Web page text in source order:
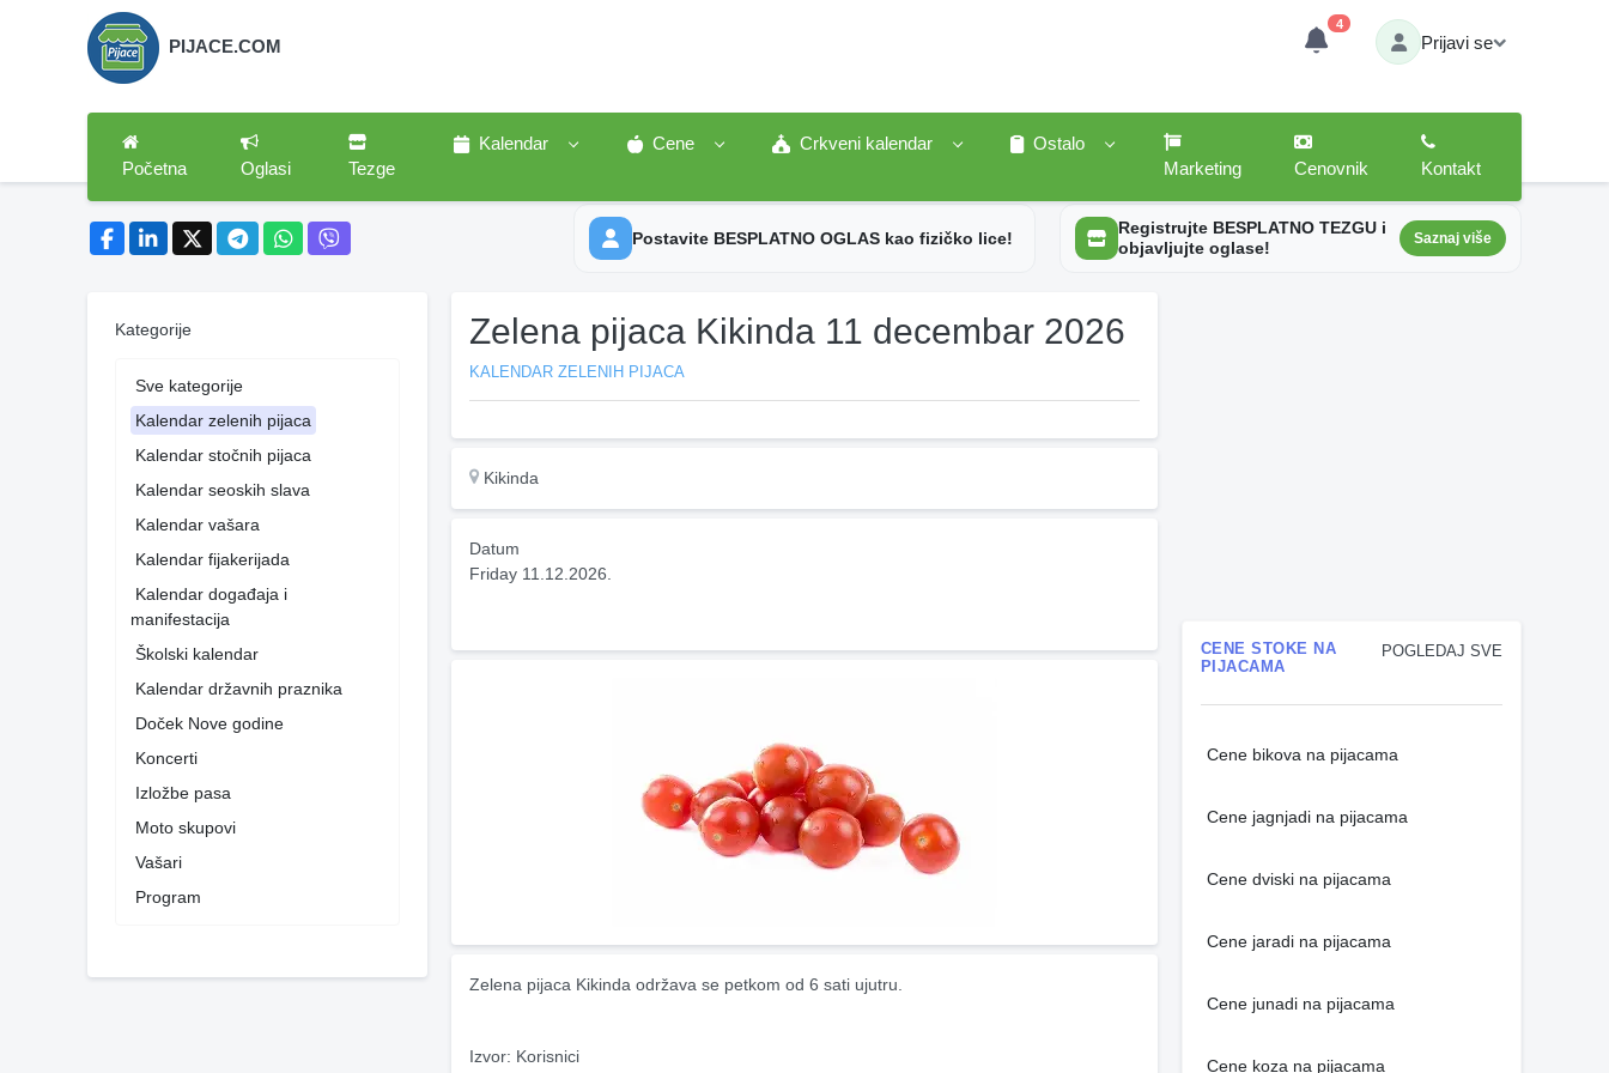
PIJACE.COM
4
Prijavi se
Početna Oglasi Tezge
Kalendar Cene Crkveni kalendar
Ostalo
Marketing
Cenovnik Kontakt
Postavite BESPLATNO OGLAS kao fizičko lice!
Registrujte BESPLATNO TEZGU i
objavljujte oglase!
Saznaj više
Kategorije
Sve kategorije
Kalendar zelenih pijaca
Kalendar stočnih pijaca
Kalendar seoskih slava
Kalendar vašara
Kalendar fijakerijada
Kalendar događaja i
manifestacija
Školski kalendar
Kalendar državnih praznika
Doček Nove godine
Koncerti
Izložbe pasa
Moto skupovi
Vašari
Program
Zelena pijaca Kikinda 11 decembar 2026
KALENDAR ZELENIH PIJACA
Kikinda
Datum
Friday 11.12.2026.
Zelena pijaca Kikinda održava se petkom od 6 sati ujutru.
Izvor: Korisnici
POGLEDAJ SVE
CENE STOKE NA
PIJACAMA
Cene bikova na pijacama
Cene jagnjadi na pijacama
Cene dviski na pijacama
Cene jaradi na pijacama
Cene junadi na pijacama
Cene koza na pijacama